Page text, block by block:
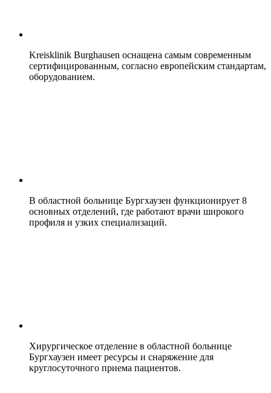
Kreisklinik Burghausen оснащена самым современным
сертифицированным, согласно европейским стандартам,
оборудованием.
В областной больнице Бургхаузен функционирует 8
основных отделений, где работают врачи широкого
профиля и узких специализаций.
Хирургическое отделение в областной больнице
Бургхаузен имеет ресурсы и снаряжение для
круглосуточного приема пациентов.